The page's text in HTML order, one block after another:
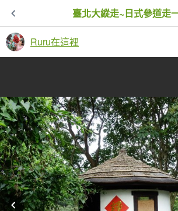
臺北大縱走~日式參道走
Ruru在這裡